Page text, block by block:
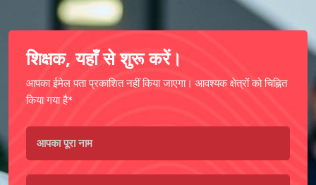
शिक्षक, यहाँ से शुरू करें।
आपका ईमेल पता प्रकाशित नहीं किया जाएगा। आवश्यक क्षेत्रों को चिह्नित
किया गया है*